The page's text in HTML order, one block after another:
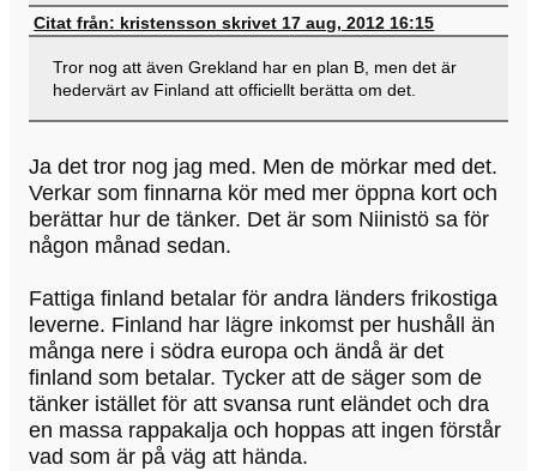
Citat från: kristensson skrivet 17 aug, 2012 16:15
Tror nog att även Grekland har en plan B, men det är
hedervärt av Finland att officiellt berätta om det.
Ja det tror nog jag med. Men de mörkar med det.
Verkar som finnarna kör med mer öppna kort och
berättar hur de tänker. Det är som Niinistö sa för
någon månad sedan.
Fattiga finland betalar för andra länders frikostiga
leverne. Finland har lägre inkomst per hushåll än
många nere i södra europa och ändå är det
finland som betalar. Tycker att de säger som de
tänker istället för att svansa runt eländet och dra
en massa rappakalja och hoppas att ingen förstår
vad som är på väg att hända.